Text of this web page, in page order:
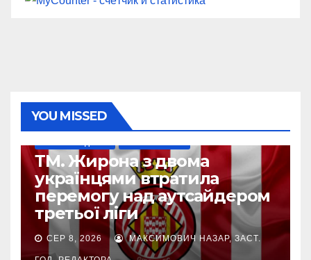
YOU MISSED
ТМ. Жирона з двома
українцями втратила
перемогу над аутсайдером
третьої ліги
СЕР 8, 2026 МАКСИМОВИЧ НАЗАР, ЗАСТ.